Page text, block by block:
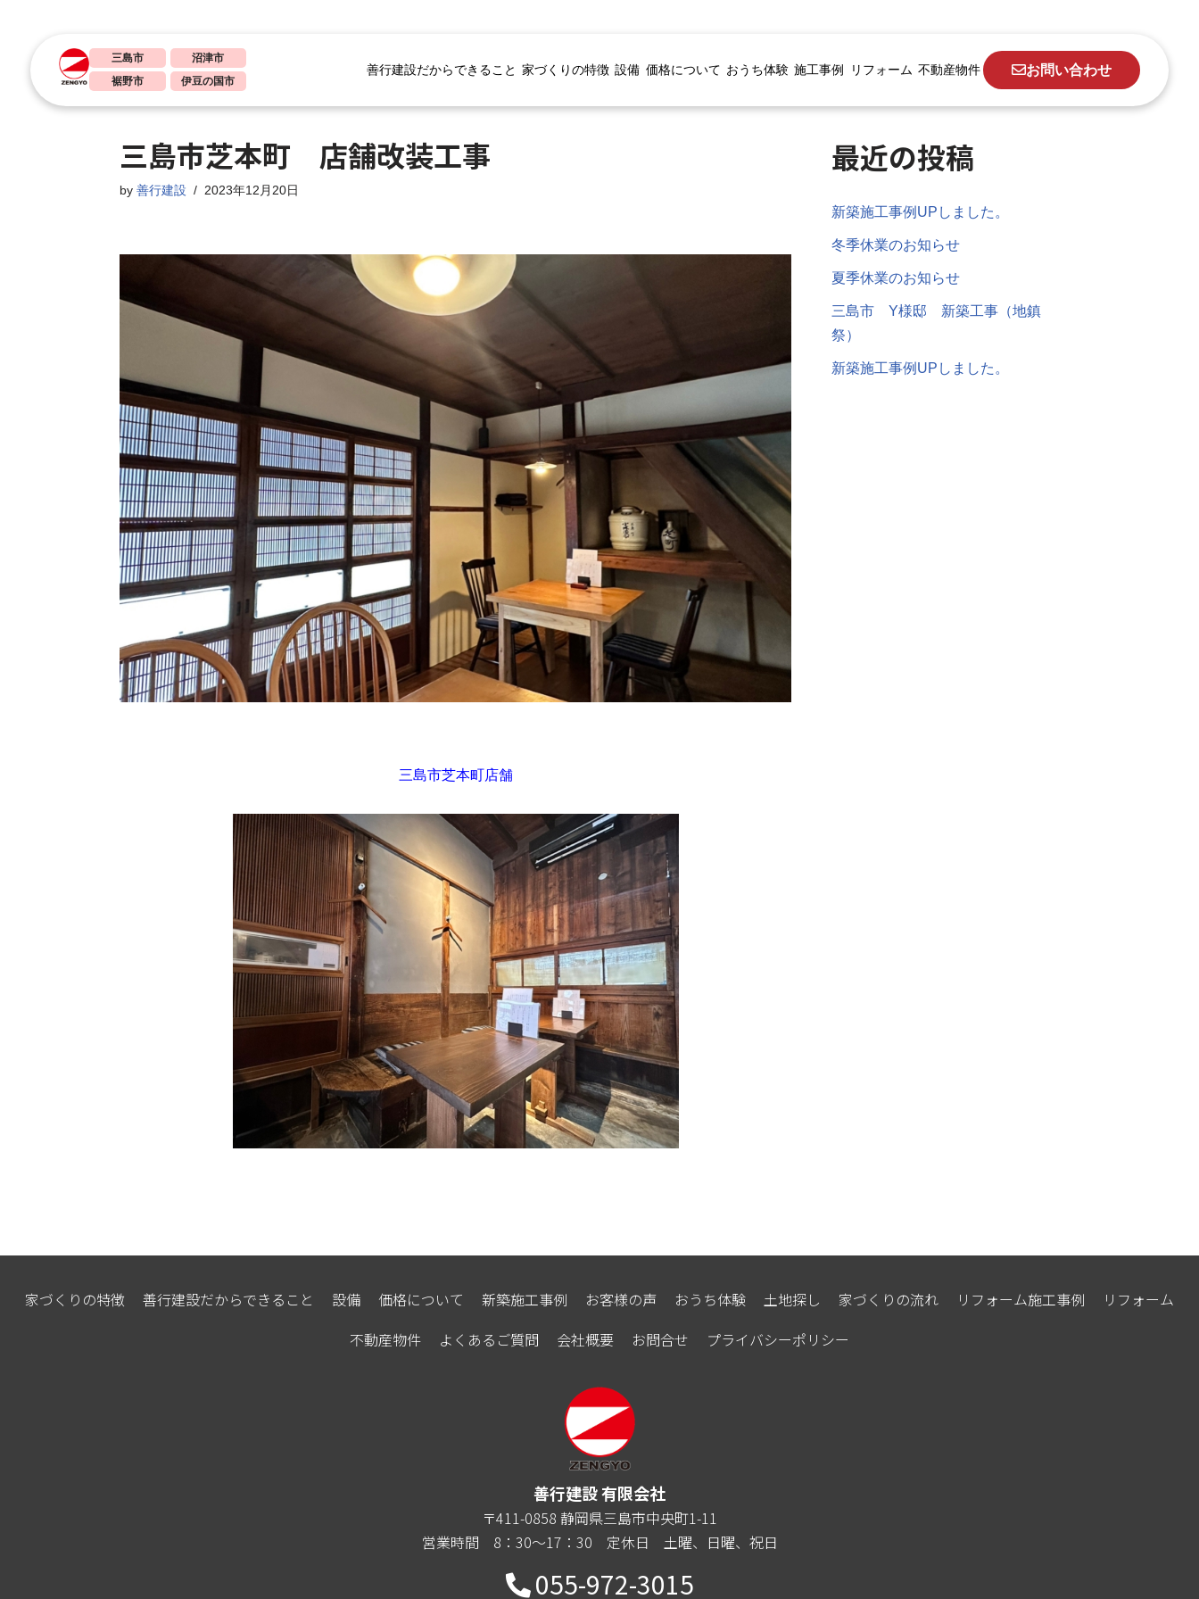
三島市
沼津市
裾野市
伊豆の国市
善行建設だからできること 家づくりの特徴 設備 価格について おうち体験 施工事例 リフォーム 不動産物件 お問い合わせ
三島市芝本町 店舗改装工事
by善行建設 2023年12月20日
三島市芝本町店舗
最近の投稿
新築施工事例UPしました。
冬季休業のお知らせ
夏季休業のお知らせ
三島市 Y様邸 新築工事（地鎮
祭）
新築施工事例UPしました。
家づくりの特徴 善行建設だからできること 設備 価格について 新築施工事例 お客様の声 おうち体験 土地探し 家づくりの流れ リフォーム施工事例
リフォーム
不動産物件
よくあるご質問 会社概要 お問合せ プライバシーポリシー
善行建設 有限会社
〒411-0858 静岡県三島市中央町1-11
営業時間 8：30～17：30 定休日 土曜、日曜、祝日
055-972-3015